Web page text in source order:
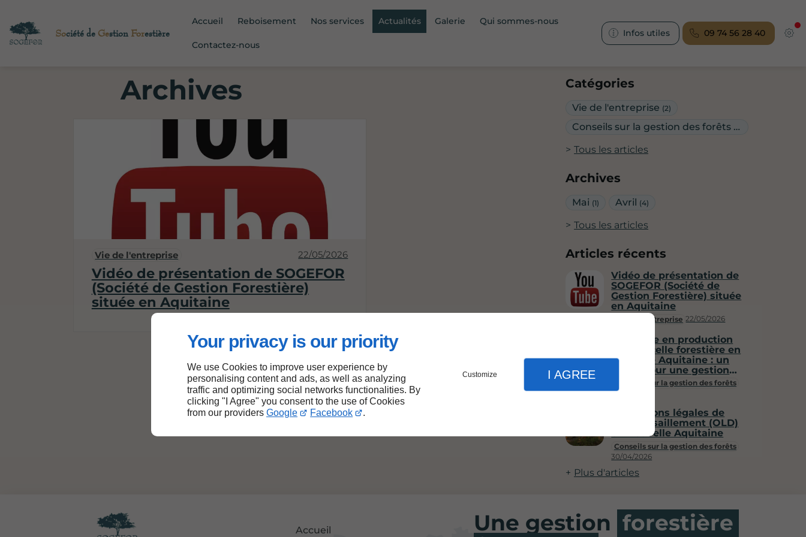
Your privacy is our priority
We use Cookies to improve user experience by
personalising content and ads, as well as analyzing
traffic and optimizing social networks functionalities. By
clicking "I Agree" you consent to the use of Cookies
from our providers Google Facebook .
Customize I AGREE
Société de Gestion Forestière
Accueil Reboisement Nos services Actualités Galerie Qui sommes-nous
Contactez-nous
Infos utiles 09 74 56 28 40
Archives
Vie de l'entreprise 22/05/2026
Vidéo de présentation de SOGEFOR
(Société de Gestion Forestière)
située en Aquitaine
Catégories
Vie de l'entreprise (2)
Conseils sur la gestion des forêts
(3)
Tous les articles
Archives
Mai (1) Avril (4)
Tous les articles
Articles récents
Vie de l'entreprise 22/05/2026
Vidéo de présentation de
SOGEFOR (Société de
Gestion Forestière) située
en Aquitaine
Conseils sur la gestion des forêts
30/04/2026
Remettre en production
une parcelle forestière en
Nouvelle Aquitaine : un
guide pour une gestion
Conseils sur la gestion des forêts
30/04/2026
Obligations légales de
débroussaillement (OLD)
en Nouvelle Aquitaine
Plus d'articles
Accueil Une gestion forestière